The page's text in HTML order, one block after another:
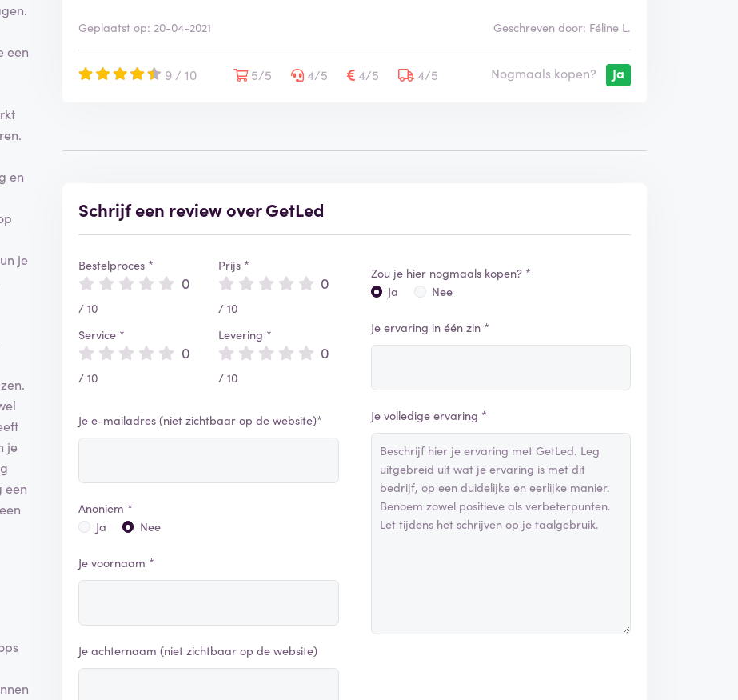
een
en
je
je
een
Geplaatst op: 20-04-2021 Geschreven door: Féline L.
9 / 10 5/5 4/5 4/5 4/5 Nogmaals kopen? Ja
Schrijf een review over GetLed
Bestelproces *
0
/ 10
Service *
0
/ 10
Prijs *
0
/ 10
Levering *
0
/ 10
Je e-mailadres (niet zichtbaar op de website)*
Anoniem *
Ja
Nee
Je voornaam *
Je achternaam (niet zichtbaar op de website)
Zou je hier nogmaals kopen? *
Ja
Nee
Je ervaring in één zin *
Je volledige ervaring *